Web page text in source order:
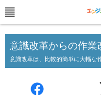
意識改革からの作業
意識改革は、比較的簡単に大幅な